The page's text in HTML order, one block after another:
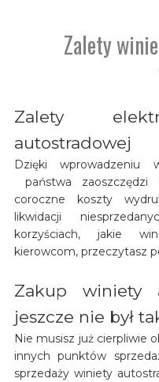
Zalety
Zalety
autostradowej
Dzięki wprowadzeniu
państwa zaoszczędzi
coroczne koszty
likwidacji
korzyściach, jakie
kierowcom, przeczytasz
Zakup winiety
jeszcze nie był
Nie musisz już cierpliwie
innych punktów
sprzedaży winiety